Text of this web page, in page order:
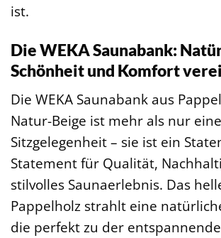
ist.
Die WEKA Saunabank:
Schönheit und Komfort
Die WEKA Saunabank aus
Natur-Beige ist mehr als nur eine
Sitzgelegenheit – sie ist ein
Statement für Qualität,
stilvolles Saunaerlebnis. Das
Pappelholz strahlt eine
die perfekt zu der